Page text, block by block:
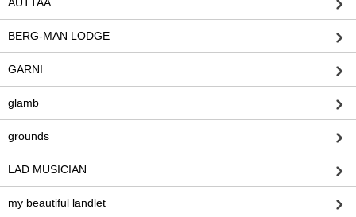
BERG-MAN LODGE
GARNI
glamb
grounds
LAD MUSICIAN
my beautiful landlet